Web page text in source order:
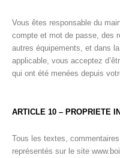
Vous êtes responsable du
compte et mot de passe, des
autres équipements, et dans
applicable, vous acceptez
qui ont été menées depuis
ARTICLE 10 – PROPRIETE
Tous les textes,
représentés sur le site